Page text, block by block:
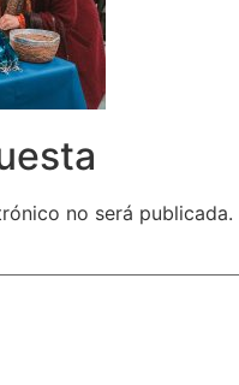
no será publicada.